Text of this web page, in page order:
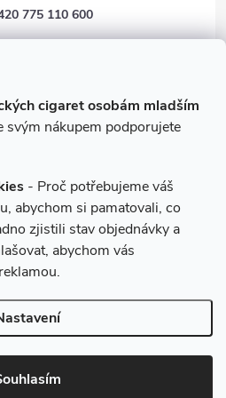
cigaret osobám mladším
svým nákupem podporujete
- Proč potřebujeme váš
abychom si pamatovali, co
zjistili stav objednávky a
abychom vás
775 110 600
e-cigarety.cz
Vytvořil Shoptet
. Všechna práva vyhrazena.
cookies